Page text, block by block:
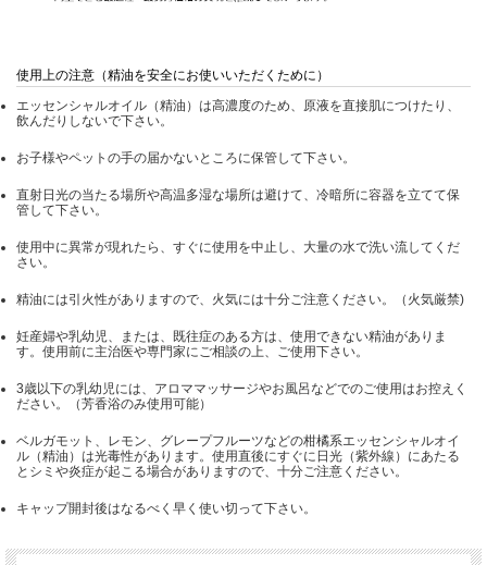
使用上の注意（精油を安全にお使いいただくために）
エッセンシャルオイル（精油）は高濃度のため、原液を直接肌につけたり、
飲んだりしないで下さい。
お子様やペットの手の届かないところに保管して下さい。
直射日光の当たる場所や高温多湿な場所は避けて、冷暗所に容器を立てて保
管して下さい。
使用中に異常が現れたら、すぐに使用を中止し、大量の水で洗い流してくだ
さい。
精油には引火性がありますので、火気には十分ご注意ください。（火気厳禁)
妊産婦や乳幼児、または、既往症のある方は、使用できない精油がありま
す。使用前に主治医や専門家にご相談の上、ご使用下さい。
3歳以下の乳幼児には、アロママッサージやお風呂などでのご使用はお控えく
ださい。（芳香浴のみ使用可能）
ベルガモット、レモン、グレープフルーツなどの柑橘系エッセンシャルオイ
ル（精油）は光毒性があります。使用直後にすぐに日光（紫外線）にあたる
とシミや炎症が起こる場合がありますので、十分ご注意ください。
キャップ開封後はなるべく早く使い切って下さい。